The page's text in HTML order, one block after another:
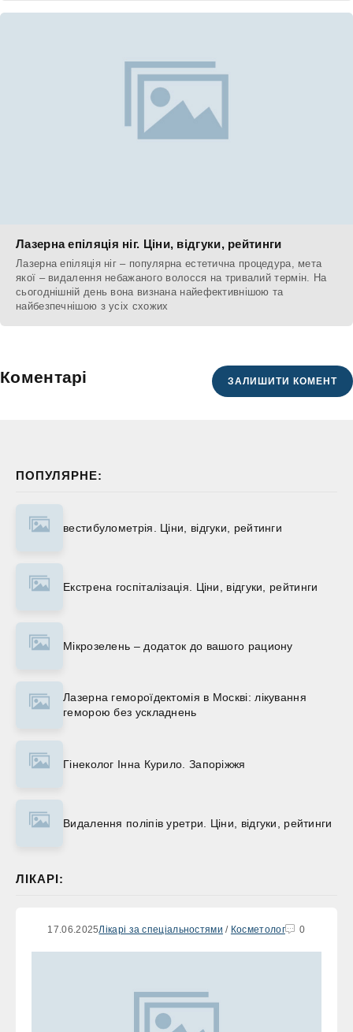
ПОПУЛЯРНЕ:
вестибулометрія. Ціни, відгуки, рейтинги
Екстрена госпіталізація. Ціни, відгуки, рейтинги
Мікрозелень – додаток до вашого рациону
Лазерна гемороїдектомія в Москві: лікування
геморою без ускладнень
Гінеколог Інна Курило. Запоріжжя
Видалення поліпів уретри. Ціни, відгуки, рейтинги
ЛІКАРІ:
17.06.2025Лікарі за спеціальностями / Косметолог 0
Лазерна епіляція ніг. Ціни, відгуки, рейтинги
Лазерна епіляція ніг – популярна естетична процедура, мета
якої – видалення небажаного волосся на тривалий термін. На
сьогоднішній день вона визнана найефективнішою та
найбезпечнішою з усіх схожих
Коментарі ЗАЛИШИТИ КОМЕНТ